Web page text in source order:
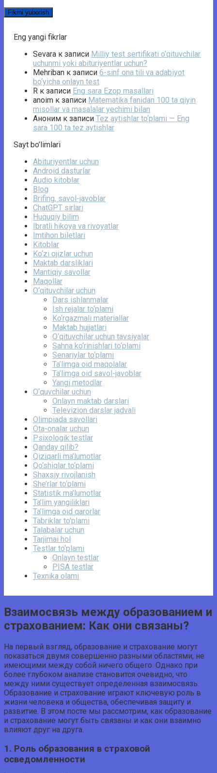
Eng yangi fikrlar
Sevara к записи Milliy test sertifikati o‘qituvchilar
uchunmi yoki abituriyentlar uchun?
Mehriban к записи 6-sinf ona tili va adabiyot
bo‘yicha onlayn test
R к записи Eng sara Ezop masallari
anoim к записи Matematika fanidan 100 ta qiyin
misollar va masalalar yechimi bilan
Аноним к записи Tez aytishlar to‘plami — Eng
sara 100 ta tez aytishlar
Sayt bo’limlari
Abituriyentlar uchun
Android dasturlar
Audio kitoblar
Blog
Brifing, savol-javoblar
ChatGPT sirlari
Huquqiy bilim
Ibratli hikoya va rivoyatlar
Imtihon biletlari
Kitoblar
Ko‘zi ojizlar uchun
Maktab darsliklari
Mantiqiy savollar
Maqollar
O‘qituvchilar uchun
Dars ishlanmalar
Ish rejalar to‘plami
Ko‘rgazmali materiallar
Maktab hujjatlari
O‘qituvchilar uchun tavsiyalar
Sahna ko‘rinishlari to‘plami
Senariylar to‘plami
Ta’limga oid maqolalar
Ta’limga oid savol-javoblar
Yangi metodlar
O‘quvchilar uchun
Onlayn maktab darslari
Televizion darslar jadvali
Olimpiada savollari
Ota-onalar uchun
Psixologik testlar
Qanday qilib?
Qiziqarli ma’lumotlar
Qo‘shiqlar to‘plami
Shaxsiy rivojlanish
She’rlar to‘plami
Statistik ma’lumotlar
Ta’lim yangiliklari
Ta’limga oid qarorlar
Tabriklar to'plami
Talabalar uchun
Tarjimai hol
Testlar to‘plami
Onlayn testlar
PISA testlar
Texnika olami
Взаимосвязь между образованием и
страхованием: Как они связаны?
На первый взгляд, образование и страхование могут
показаться двумя совершенно разными областями, не
имеющими между собой ничего общего. Однако при
более глубоком анализе становится очевидно, что
между ними существует определенная взаимосвязь.
Образование и страхование играют ключевую роль в
жизни человека и общества, обеспечивая защиту и
развитие. В этом посте мы рассмотрим, как образование
и страхование могут быть связаны и как они взаимно
влияют друг на друга.
1. Роль образования в страховой
осведомленности